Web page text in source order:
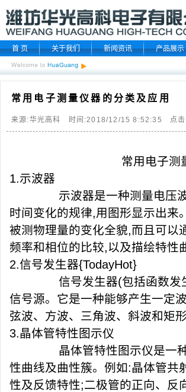
首 页 关于我们 新闻资讯 产品展示
常用电子测量仪器的分类及应用
来源:华光高科 时间:2018/12/15 8:52:35 点击
常用电子测
1.示波器
示波器是一种测量电压
时间变化的规律,用图形显示出来
被测物理量的变化全貌,而且可以
频率和相位的比较,以及描绘特性
2.信号发生器{TodayHot}
信号发生器(包括函数发
信号源。它是一种能够产生一定
弦波、方波、三角波、斜波和矩形
3.晶体管特性图示仪
晶体管特性图示仪是一
性曲线及曲性簇。例如:晶体管共
性及反馈特性;二极管的正向、反